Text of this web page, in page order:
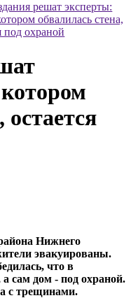
решат эксперты:
обвалилась стена,
под охраной
остается
Нижнего
эвакуированы.
что в
сам дом - под охраной.
с трещинами.